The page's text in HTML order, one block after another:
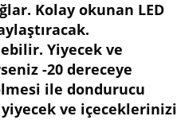
Kolay okunan LED
Yiyecek ve
-20 dereceye
ile dondurucu
ve içeceklerinizi